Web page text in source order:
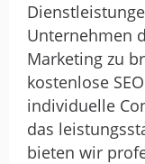
Unternehmen
Marketing zu
kostenlose
individuelle
das
bieten wir